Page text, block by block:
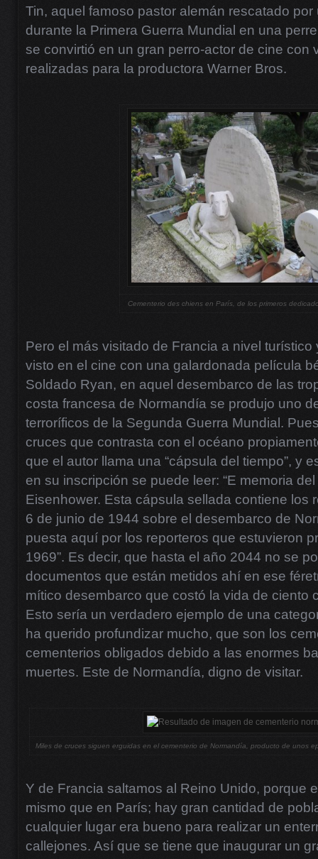
Tin, aquel famoso pastor alemán rescatado
durante la Primera Guerra Mundial en una
se convirtió en un gran perro-actor de cine con
realizadas para la productora Warner Bros.
Cementerio des chiens en París, de los primeros
Pero el más visitado de Francia a nivel
visto en el cine con una galardonada película
Soldado Ryan, en aquel desembarco de las
costa francesa de Normandía se produjo uno
terroríficos de la Segunda Guerra Mundial.
cruces que contrasta con el océano
que el autor llama una “cápsula del tiempo”, y
en su inscripción se puede leer: “E memoria
Eisenhower. Esta cápsula sellada contiene los
6 de junio de 1944 sobre el desembarco de
puesta aquí por los reporteros que estuvieron
1969”. Es decir, que hasta el año 2044 no se
documentos que están metidos ahí en ese
mítico desembarco que costó la vida de ciento
Esto sería un verdadero ejemplo de una
ha querido profundizar mucho, que son los
cementerios obligados debido a las enormes
muertes. Este de Normandía, digno de visitar.
Miles de cruces siguen erguidas en el cementerio de Normandía, producto de unos
Y de Francia saltamos al Reino Unido, porque
mismo que en París; hay gran cantidad de
cualquier lugar era bueno para realizar un
callejones. Así que se tiene que inaugurar un